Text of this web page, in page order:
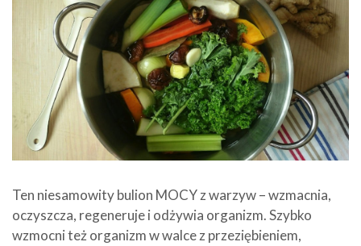
Ten niesamowity bulion MOCY z warzyw – wzmacnia,
oczyszcza, regeneruje i odżywia organizm. Szybko
wzmocni też organizm w walce z przeziębieniem,